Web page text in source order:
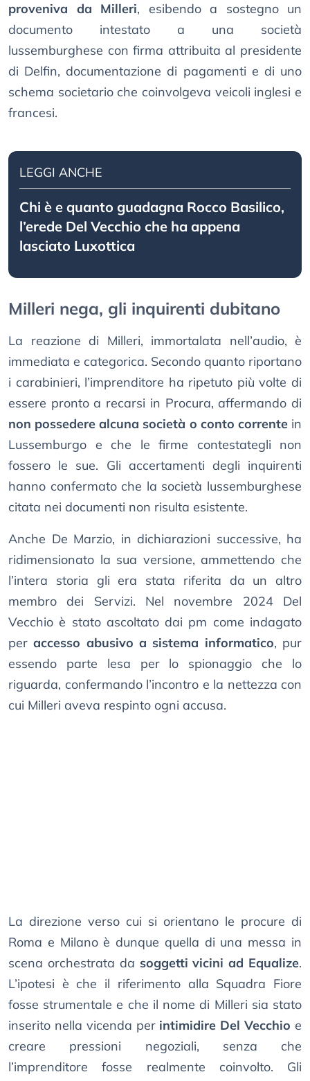
proveniva da Milleri, esibendo a sostegno un
documento intestato a una società
lussemburghese con firma attribuita al presidente
di Delfin, documentazione di pagamenti e di uno
schema societario che coinvolgeva veicoli inglesi e
francesi.
LEGGI ANCHE
Chi è e quanto guadagna Rocco Basilico,
l’erede Del Vecchio che ha appena
lasciato Luxottica
Milleri nega, gli inquirenti dubitano
La reazione di Milleri, immortalata nell’audio, è
immediata e categorica. Secondo quanto riportano
i carabinieri, l’imprenditore ha ripetuto più volte di
essere pronto a recarsi in Procura, affermando di
non possedere alcuna società o conto correntein
Lussemburgo e che le firme contestategli non
fossero le sue. Gli accertamenti degli inquirenti
hanno confermato che la società lussemburghese
citata nei documenti non risulta esistente.
Anche De Marzio, in dichiarazioni successive, ha
ridimensionato la sua versione, ammettendo che
l’intera storia gli era stata riferita da un altro
membro dei Servizi. Nel novembre 2024 Del
Vecchio è stato ascoltato dai pm come indagato
peraccesso abusivo a sistema informatico, pur
essendo parte lesa per lo spionaggio che lo
riguarda, confermando l’incontro e la nettezza con
cui Milleri aveva respinto ogni accusa.
La direzione verso cui si orientano le procure di
Roma e Milano è dunque quella di una messa in
scena orchestrata da soggetti vicini ad Equalize.
L’ipotesi è che il riferimento alla Squadra Fiore
fosse strumentale e che il nome di Milleri sia stato
inserito nella vicenda per intimidire Del Vecchio e
creare pressioni negoziali, senza che
l’imprenditore fosse realmente coinvolto. Gli